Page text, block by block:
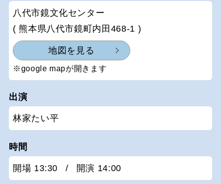
八代市鏡文化センター
( 熊本県八代市鏡町内田468-1 )
地図を見る
※google mapが開きます
出演
林家たい平
時間
開場 13:30 / 開演 14:00